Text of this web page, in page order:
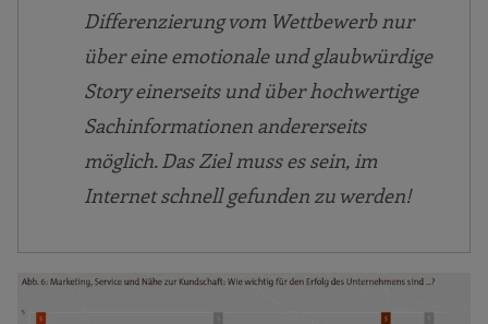
Differenzierung vom Wettbewerb nur
über eine emotionale und glaubwürdige
Story einerseits und über hochwertige
Sachinformationen andererseits
möglich. Das Ziel muss es sein, im
Internet schnell gefunden zu werden!